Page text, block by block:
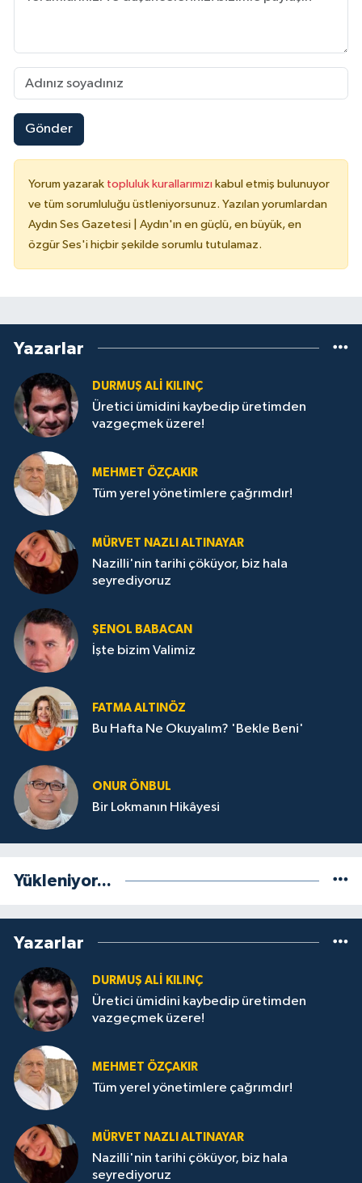
Gönder
Yorum yazarak topluluk kurallarımızı kabul etmiş bulunuyor
ve tüm sorumluluğu üstleniyorsunuz. Yazılan yorumlardan
Aydın Ses Gazetesi | Aydın'ın en güçlü, en büyük, en
özgür Ses'i hiçbir şekilde sorumlu tutulamaz.
Yazarlar
DURMUŞ ALI KILINÇ
Üretici ümidini kaybedip üretimden
vazgeçmek üzere!
MEHMET ÖZÇAKIR
Tüm yerel yönetimlere çağrımdır!
MÜRVET NAZLI ALTINAYAR
Nazilli'nin tarihi çöküyor, biz hala
seyrediyoruz
ŞENOL BABACAN
İşte bizim Valimiz
FATMA ALTINÖZ
Bu Hafta Ne Okuyalım? 'Bekle Beni'
ONUR ÖNBUL
Bir Lokmanın Hikâyesi
Yükleniyor...
Yazarlar
DURMUŞ ALI KILINÇ
Üretici ümidini kaybedip üretimden
vazgeçmek üzere!
MEHMET ÖZÇAKIR
Tüm yerel yönetimlere çağrımdır!
MÜRVET NAZLI ALTINAYAR
Nazilli'nin tarihi çöküyor, biz hala
seyrediyoruz